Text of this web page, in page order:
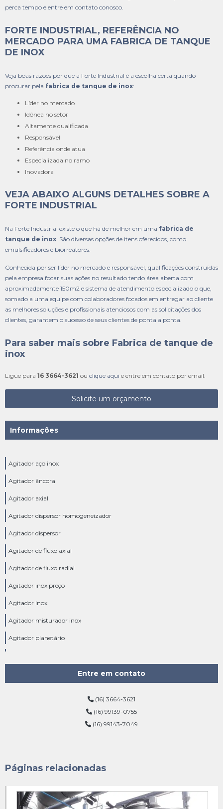
perca tempo e entre em contato conosco.
FORTE INDUSTRIAL, REFERÊNCIA NO
MERCADO PARA UMA FABRICA DE TANQUE
DE INOX
Veja boas razões por que a Forte Industrial é a escolha certa quando
procurar pela fabrica de tanque de inox:
líder no mercado
idônea no setor
altamente qualificada
responsável
referência onde atua
especializada no ramo
inovadora
VEJA ABAIXO ALGUNS DETALHES SOBRE A
FORTE INDUSTRIAL
Na Forte Industrial existe o que há de melhor em uma fabrica de
tanque de inox. São diversas opções de itens oferecidos, como
emulsificadores e biorreatores.
Conhecida por ser líder no mercado e responsável, qualificações construídas
pela empresa focar suas ações no resultado tendo área aberta com
aproximadamente 150m2 e sistema de atendimento especializado o que,
somado a uma equipe com colaboradores focados em entregar ao cliente
as melhores soluções e profissionais atenciosos com as solicitações dos
clientes, garantem o sucesso de seus clientes de ponta a ponta.
Para saber mais sobre Fabrica de tanque de
inox
Ligue para 16 3664-3621 ou clique aqui e entre em contato por email.
Solicite um orçamento
Informações
Agitador aço inox
Agitador âncora
Agitador axial
Agitador dispersor homogeneizador
Agitador dispersor
Agitador de fluxo axial
Agitador de fluxo radial
Agitador inox preço
Agitador inox
Agitador misturador inox
Agitador planetário
Agitador reator batelada
Bomba emulsificadora
Entre em contato
(16) 3664-3621
(16) 99139-0755
(16) 99143-7049
Páginas relacionadas